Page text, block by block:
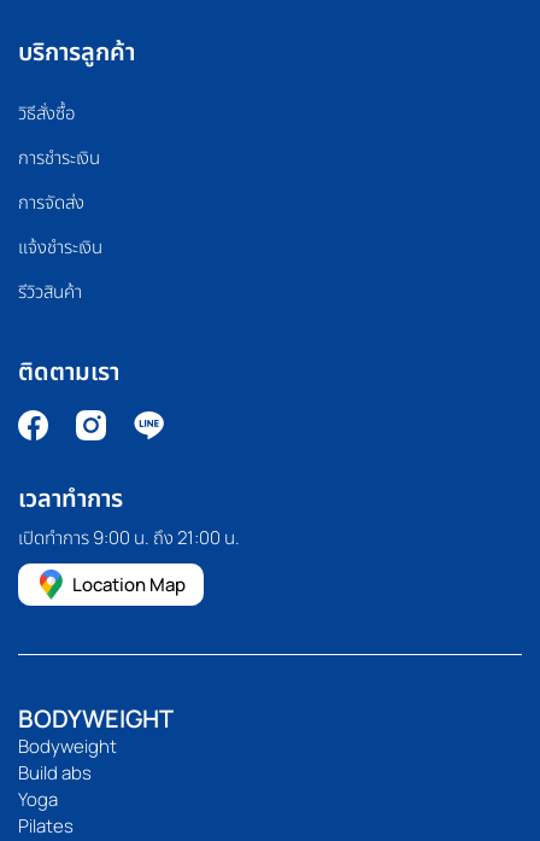
บริการลูกค้า
วิธีสั่งซื้อ
การชำระเงิน
การจัดส่ง
แจ้งชำระเงิน
รีวิวสินค้า
ติดตามเรา
เวลาทำการ
เปิดทำการ 9:00 น. ถึง 21:00 น.
Location Map
BODYWEIGHT
Bodyweight
Build abs
Yoga
Pilates